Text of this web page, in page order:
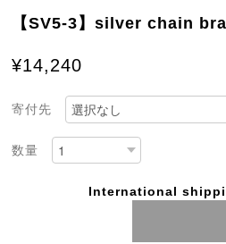
【SV5-3】silver chain
¥14,240
寄付先
数量
International